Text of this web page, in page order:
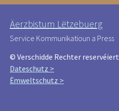
Äerzbistum Lëtzebuerg
Service Kommunikatioun a Press
© Verschidde Rechter reservéiert
Dateschutz >
Ëmweltschutz >